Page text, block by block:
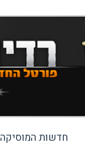
חדשות המוסיקה